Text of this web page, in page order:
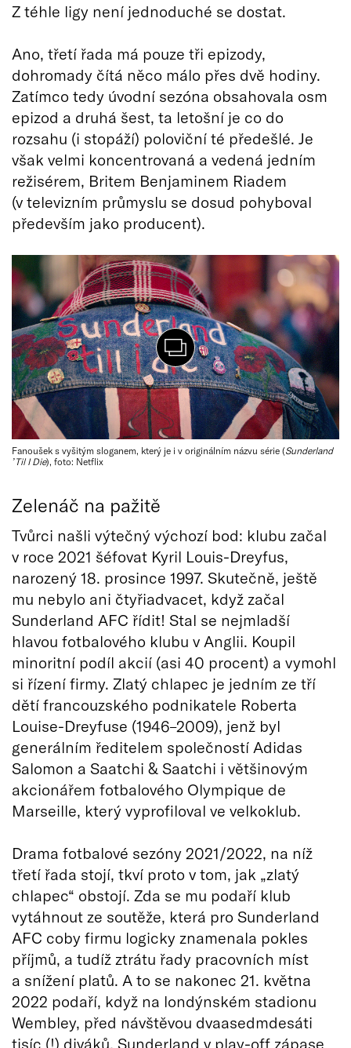
Z téhle ligy není jednoduché se dostat.
Ano, třetí řada má pouze tři epizody,
dohromady čítá něco málo přes dvě hodiny.
Zatímco tedy úvodní sezóna obsahovala osm
epizod a druhá šest, ta letošní je co do
rozsahu (i stopáží) poloviční té předešlé. Je
však velmi koncentrovaná a vedená jedním
režisérem, Britem Benjaminem Riadem
(v televizním průmyslu se dosud pohyboval
především jako producent).
Fanoušek s vyšitým sloganem, který je i v originálním názvu série (Sunderland
ʼTil I Die), foto: Netflix
Zelenáč na pažitě
Tvůrci našli výtečný výchozí bod: klubu začal
v roce 2021 šéfovat Kyril Louis-Dreyfus,
narozený 18. prosince 1997. Skutečně, ještě
mu nebylo ani čtyřiadvacet, když začal
Sunderland AFC řídit! Stal se nejmladší
hlavou fotbalového klubu v Anglii. Koupil
minoritní podíl akcií (asi 40 procent) a vymohl
si řízení firmy. Zlatý chlapec je jedním ze tří
dětí francouzského podnikatele Roberta
Louise-Dreyfuse (1946–2009), jenž byl
generálním ředitelem společností Adidas
Salomon a Saatchi & Saatchi i většinovým
akcionářem fotbalového Olympique de
Marseille, který vyprofiloval ve velkoklub.
Drama fotbalové sezóny 2021/2022, na níž
třetí řada stojí, tkví proto v tom, jak „zlatý
chlapec“ obstojí. Zda se mu podaří klub
vytáhnout ze soutěže, která pro Sunderland
AFC coby firmu logicky znamenala pokles
příjmů, a tudíž ztrátu řady pracovních míst
a snížení platů. A to se nakonec 21. května
2022 podaří, když na londýnském stadionu
Wembley, před návštěvou dvaasedmdesáti
tisíc (!) diváků, Sunderland v play-off zápase